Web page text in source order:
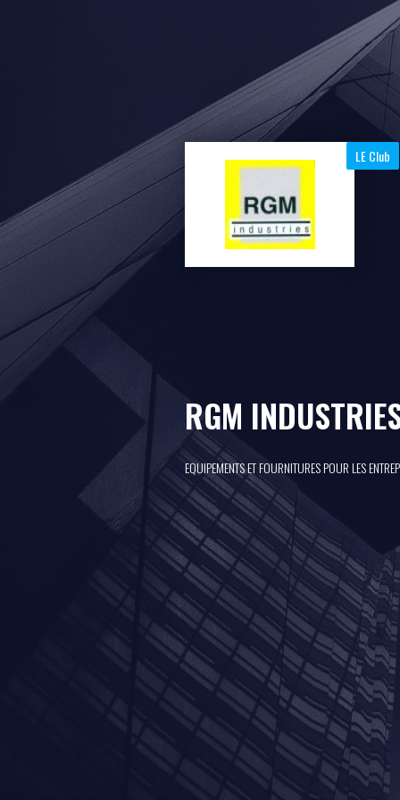
LE Club
RGM
EQUIPEMENTS ET FOURNITURES POUR LES